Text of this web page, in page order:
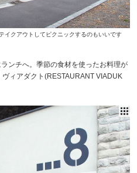
イクアウトしてピクニックするのもいいです
ンチへ。季節の食材を使ったお料理が
ィアダクト(RESTAURANT VIADUK